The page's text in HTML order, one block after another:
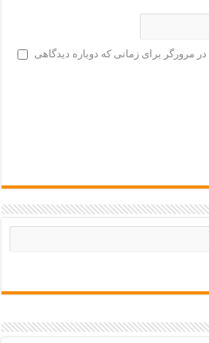
مرورگر برای زمانی که دوباره دیدگاهی